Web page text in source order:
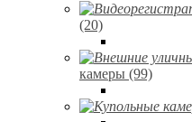
(20)
камеры (99)